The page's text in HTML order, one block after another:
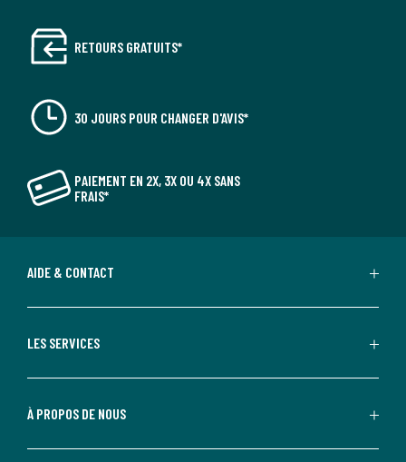
RETOURS GRATUITS*
30 JOURS POUR CHANGER D'AVIS*
PAIEMENT EN 2X, 3X OU 4X SANS
FRAIS*
AIDE & CONTACT
LES SERVICES
À PROPOS DE NOUS